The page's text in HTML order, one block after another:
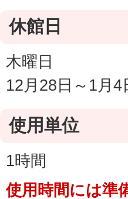
休館日
木曜日
12月28日～1月4
使用単位
1時間
使用時間には準